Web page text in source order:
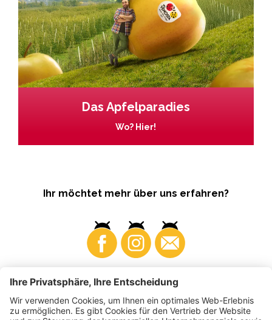
Das Apfelparadies
Wo? Hier!
Ihr möchtet mehr über uns erfahren?
Business Produzenten